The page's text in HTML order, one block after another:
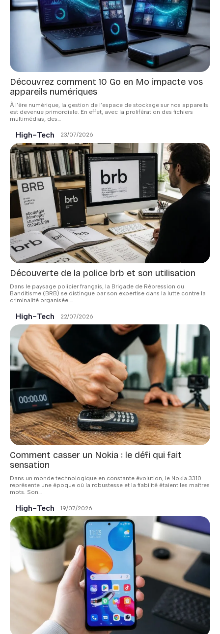
Découvrez comment 10 Go en Mo impacte vos
appareils numériques
À l’ère numérique, la gestion de l’espace de stockage sur nos appareils
est devenue primordiale. En effet, avec la prolifération des fichiers
multimédias, des
High-Tech 23/07/2026
Découverte de la police brb et son utilisation
Dans le paysage policier français, la Brigade de Répression du
Banditisme (BRB) se distingue par son expertise dans la lutte contre la
criminalité organisée.…
High-Tech 22/07/2026
Comment casser un Nokia : le défi qui fait
sensation
Dans un monde technologique en constante évolution, le Nokia 3310
représente une époque où la robustesse et la fiabilité étaient les maîtres
mots. Son…
High-Tech 19/07/2026